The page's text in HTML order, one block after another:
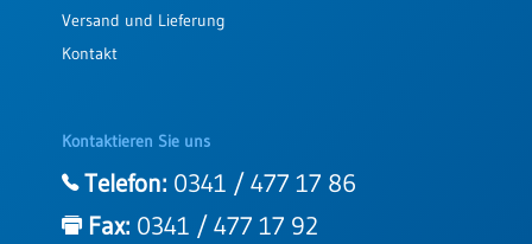
Versand und Lieferung
Kontakt
Kontaktieren Sie uns
Telefon: 0341 / 477 17 86
Fax: 0341 / 477 17 92